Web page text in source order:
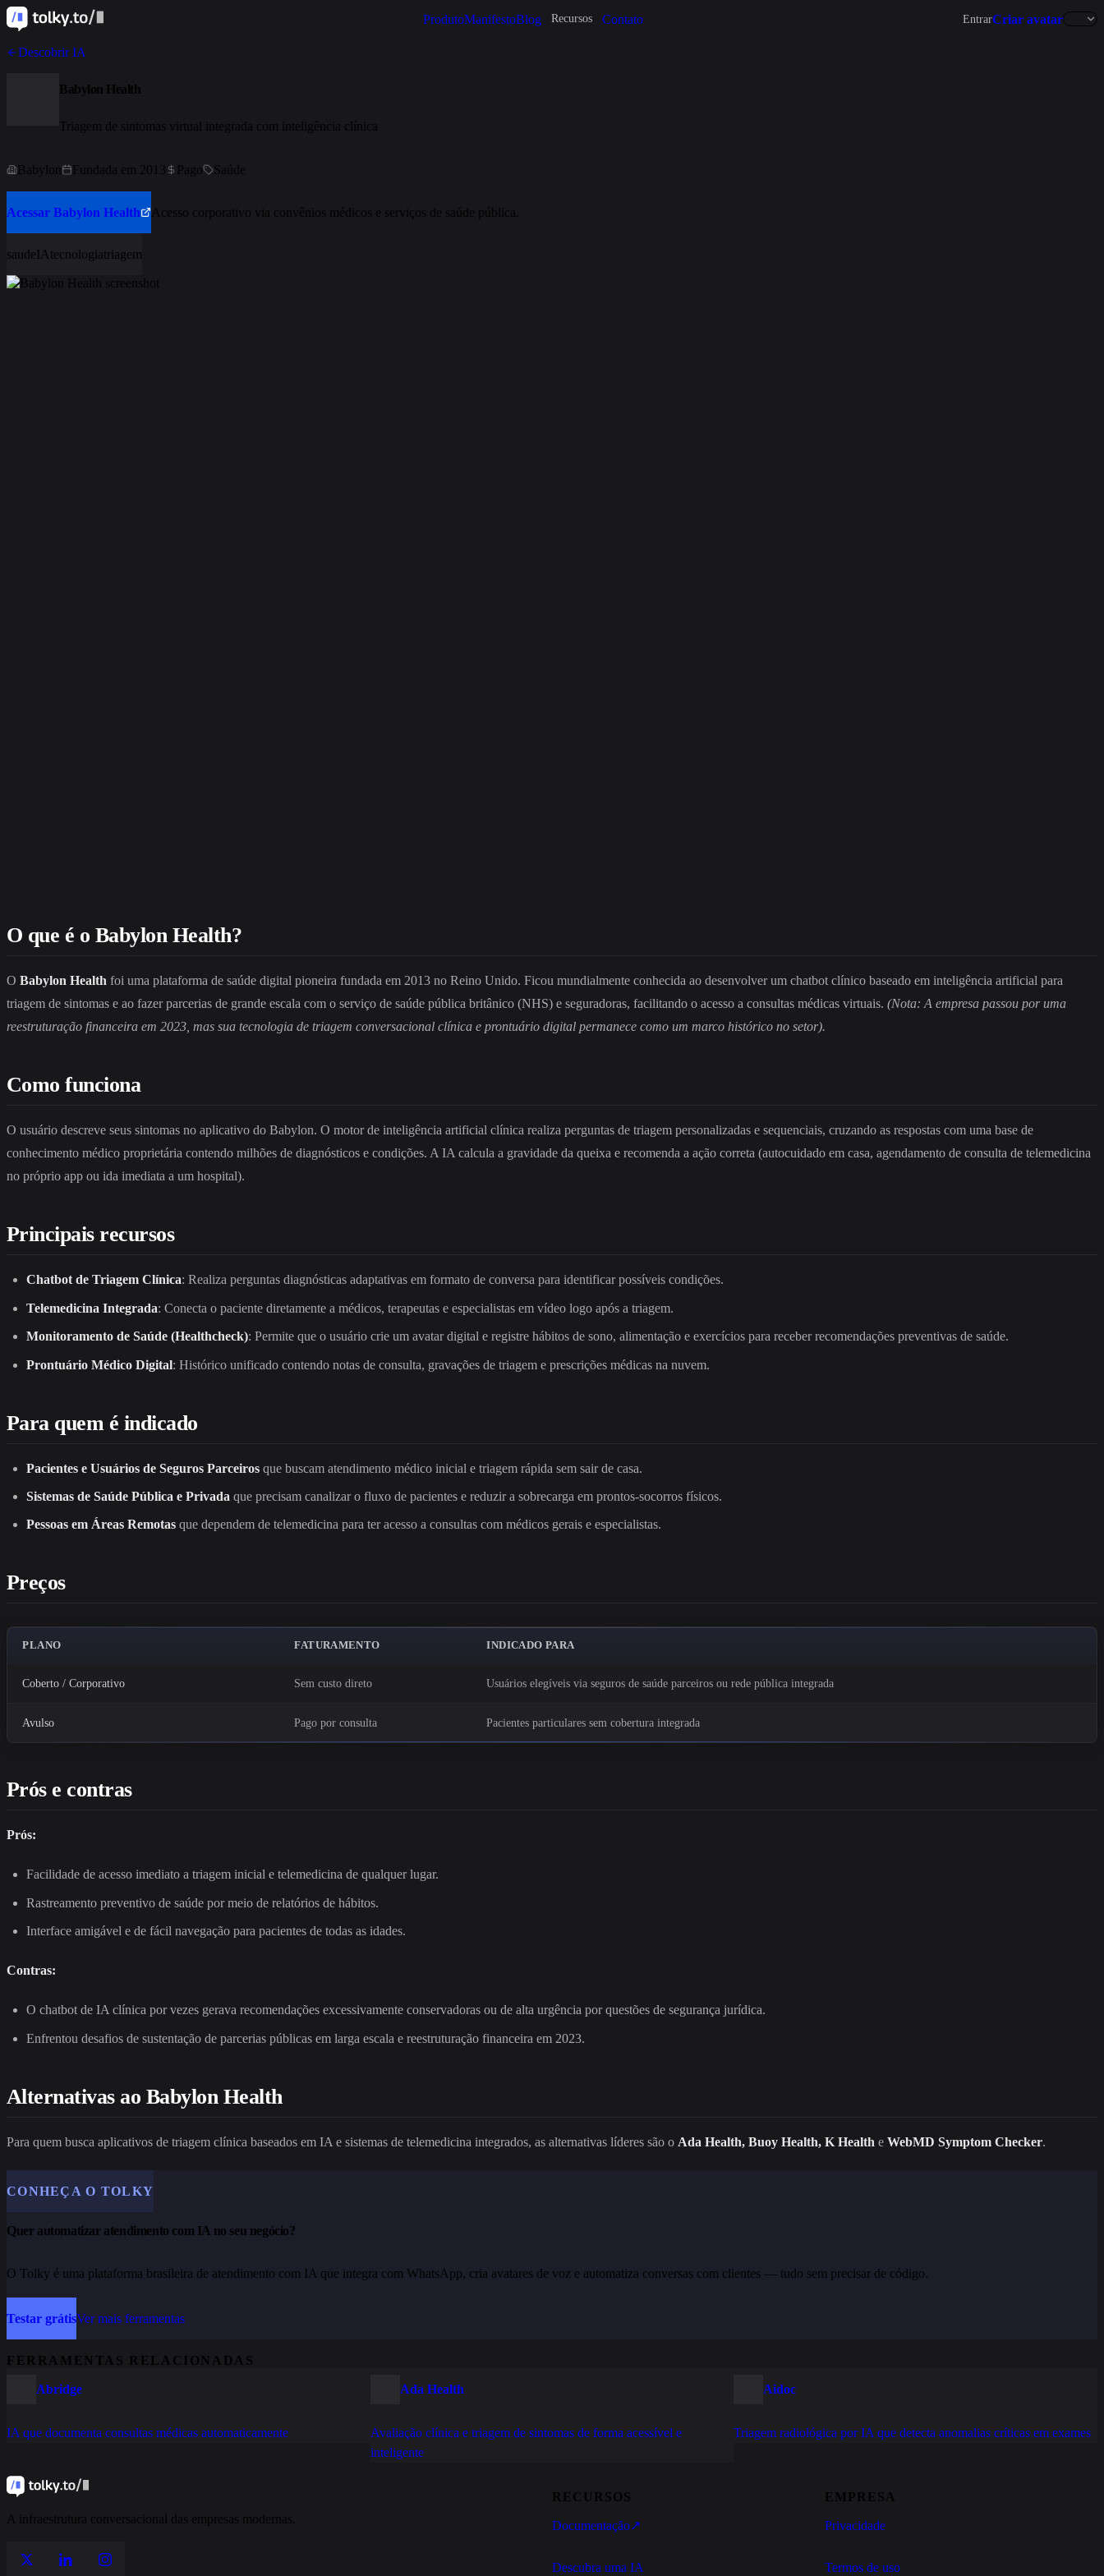
ProdutoManifestoBlog Recursos Contato EntrarCriar avatar
Descobrir IA
Babylon Health
Triagem de sintomas virtual integrada com inteligência clínica
Babylon Fundada em 2013 Pago Saúde
Acessar Babylon Health Acesso corporativo via convênios médicos e serviços de saúde pública.
saudeIAtecnologiatriagem
O que é o Babylon Health?
O Babylon Health foi uma plataforma de saúde digital pioneira fundada em 2013 no Reino Unido. Ficou mundialmente conhecida ao desenvolver um chatbot clínico baseado em inteligência artificial para
triagem de sintomas e ao fazer parcerias de grande escala com o serviço de saúde pública britânico (NHS) e seguradoras, facilitando o acesso a consultas médicas virtuais. (Nota: A empresa passou por uma
reestruturação financeira em 2023, mas sua tecnologia de triagem conversacional clínica e prontuário digital permanece como um marco histórico no setor).
Como funciona
O usuário descreve seus sintomas no aplicativo do Babylon. O motor de inteligência artificial clínica realiza perguntas de triagem personalizadas e sequenciais, cruzando as respostas com uma base de
conhecimento médico proprietária contendo milhões de diagnósticos e condições. A IA calcula a gravidade da queixa e recomenda a ação correta (autocuidado em casa, agendamento de consulta de telemedicina
no próprio app ou ida imediata a um hospital).
Principais recursos
Chatbot de Triagem Clínica: Realiza perguntas diagnósticas adaptativas em formato de conversa para identificar possíveis condições.
Telemedicina Integrada: Conecta o paciente diretamente a médicos, terapeutas e especialistas em vídeo logo após a triagem.
Monitoramento de Saúde (Healthcheck): Permite que o usuário crie um avatar digital e registre hábitos de sono, alimentação e exercícios para receber recomendações preventivas de saúde.
Prontuário Médico Digital: Histórico unificado contendo notas de consulta, gravações de triagem e prescrições médicas na nuvem.
Para quem é indicado
Pacientes e Usuários de Seguros Parceiros que buscam atendimento médico inicial e triagem rápida sem sair de casa.
Sistemas de Saúde Pública e Privada que precisam canalizar o fluxo de pacientes e reduzir a sobrecarga em prontos-socorros físicos.
Pessoas em Áreas Remotas que dependem de telemedicina para ter acesso a consultas com médicos gerais e especialistas.
Preços
PLANO FATURAMENTO INDICADO PARA
Coberto / Corporativo Sem custo direto Usuários elegíveis via seguros de saúde parceiros ou rede pública integrada
Avulso Pago por consulta Pacientes particulares sem cobertura integrada
Prós e contras
Prós:
Facilidade de acesso imediato a triagem inicial e telemedicina de qualquer lugar.
Rastreamento preventivo de saúde por meio de relatórios de hábitos.
Interface amigável e de fácil navegação para pacientes de todas as idades.
Contras:
O chatbot de IA clínica por vezes gerava recomendações excessivamente conservadoras ou de alta urgência por questões de segurança jurídica.
Enfrentou desafios de sustentação de parcerias públicas em larga escala e reestruturação financeira em 2023.
Alternativas ao Babylon Health
Para quem busca aplicativos de triagem clínica baseados em IA e sistemas de telemedicina integrados, as alternativas líderes são o Ada Health, Buoy Health, K Health e WebMD Symptom Checker.
CONHEÇA O TOLKY
Quer automatizar atendimento com IA no seu negócio?
O Tolky é uma plataforma brasileira de atendimento com IA que integra com WhatsApp, cria avatares de voz e automatiza conversas com clientes — tudo sem precisar de código.
Testar grátisVer mais ferramentas
FERRAMENTAS RELACIONADAS
Abridge
IA que documenta consultas médicas automaticamente
Ada Health
Avaliação clínica e triagem de sintomas de forma acessível e
inteligente
Aidoc
Triagem radiológica por IA que detecta anomalias críticas em exames
A infraestrutura conversacional das empresas modernas.
RECURSOS
Documentação↗
Descubra uma IA
EMPRESA
Privacidade
Termos de uso